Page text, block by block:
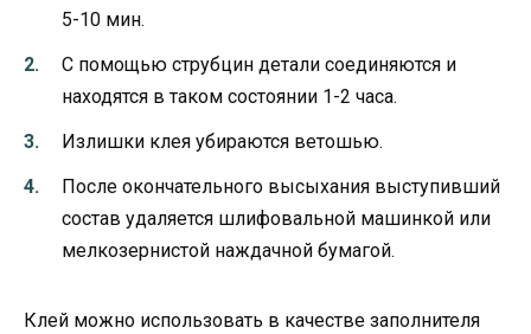
5-10 мин.
С помощью струбцин детали соединяются и
находятся в таком состоянии 1-2 часа.
Излишки клея убираются ветошью.
После окончательного высыхания выступивший
состав удаляется шлифовальной машинкой или
мелкозернистой наждачной бумагой.
Клей можно использовать в качестве заполнителя